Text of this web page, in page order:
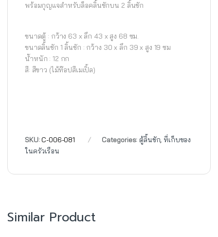
พร้อมกุญแจสำหรับล็อคลิ้นชักบน 2 ลิ้นชัก
ขนาดตู้ : กว้าง 63 x ลึก 43 x สูง 68 ซม.
ขนาดลิ้นชัก 1 ลิ้นชัก : กว้าง 30 x ลึก 39 x สูง 19 ซม
น้ำหนัก : 12 กก
สี: สีขาว (ไม้ท๊อปสีเมเปิ้ล)
SKU:C-006-081 Categories: ตู้ลิ้นชัก, ที่เก็บของ
ในครัวเรือน
Similar Product